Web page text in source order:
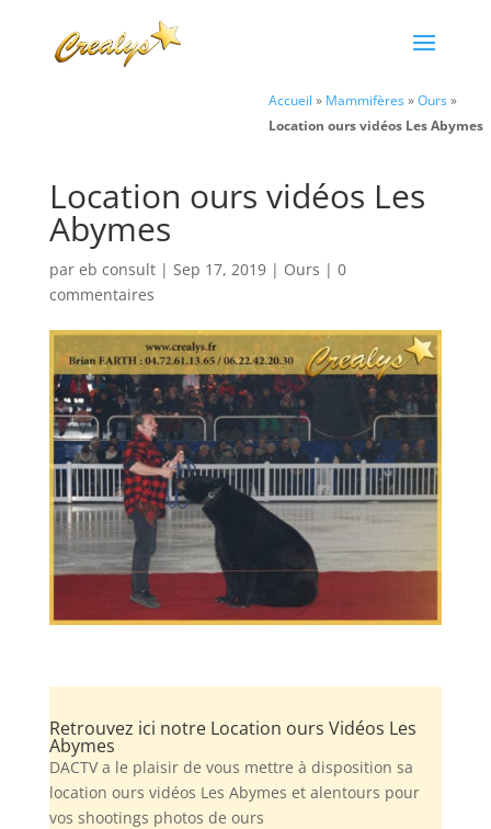
Accueil » Mammifères»Ours»
Location ours vidéos Les Abymes
Location ours vidéos Les
Abymes
par eb consult| Sep 17, 2019| Ours | 0
commentaires
Retrouvez ici notre Location ours Vidéos Les
Abymes
DACTV a le plaisir de vous mettre à disposition sa
location ours vidéos Les Abymes et alentours pour
vos shootings photos de ours